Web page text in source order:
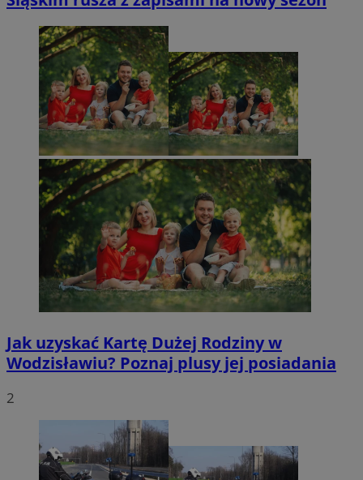
Jak uzyskać Kartę Dużej Rodziny w
Wodzisławiu? Poznaj plusy jej posiadania
2